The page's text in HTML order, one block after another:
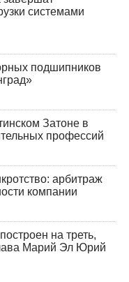
системами
подшипников
Затоне в
профессий
арбитраж
компании
на треть,
Марий Эл Юрий